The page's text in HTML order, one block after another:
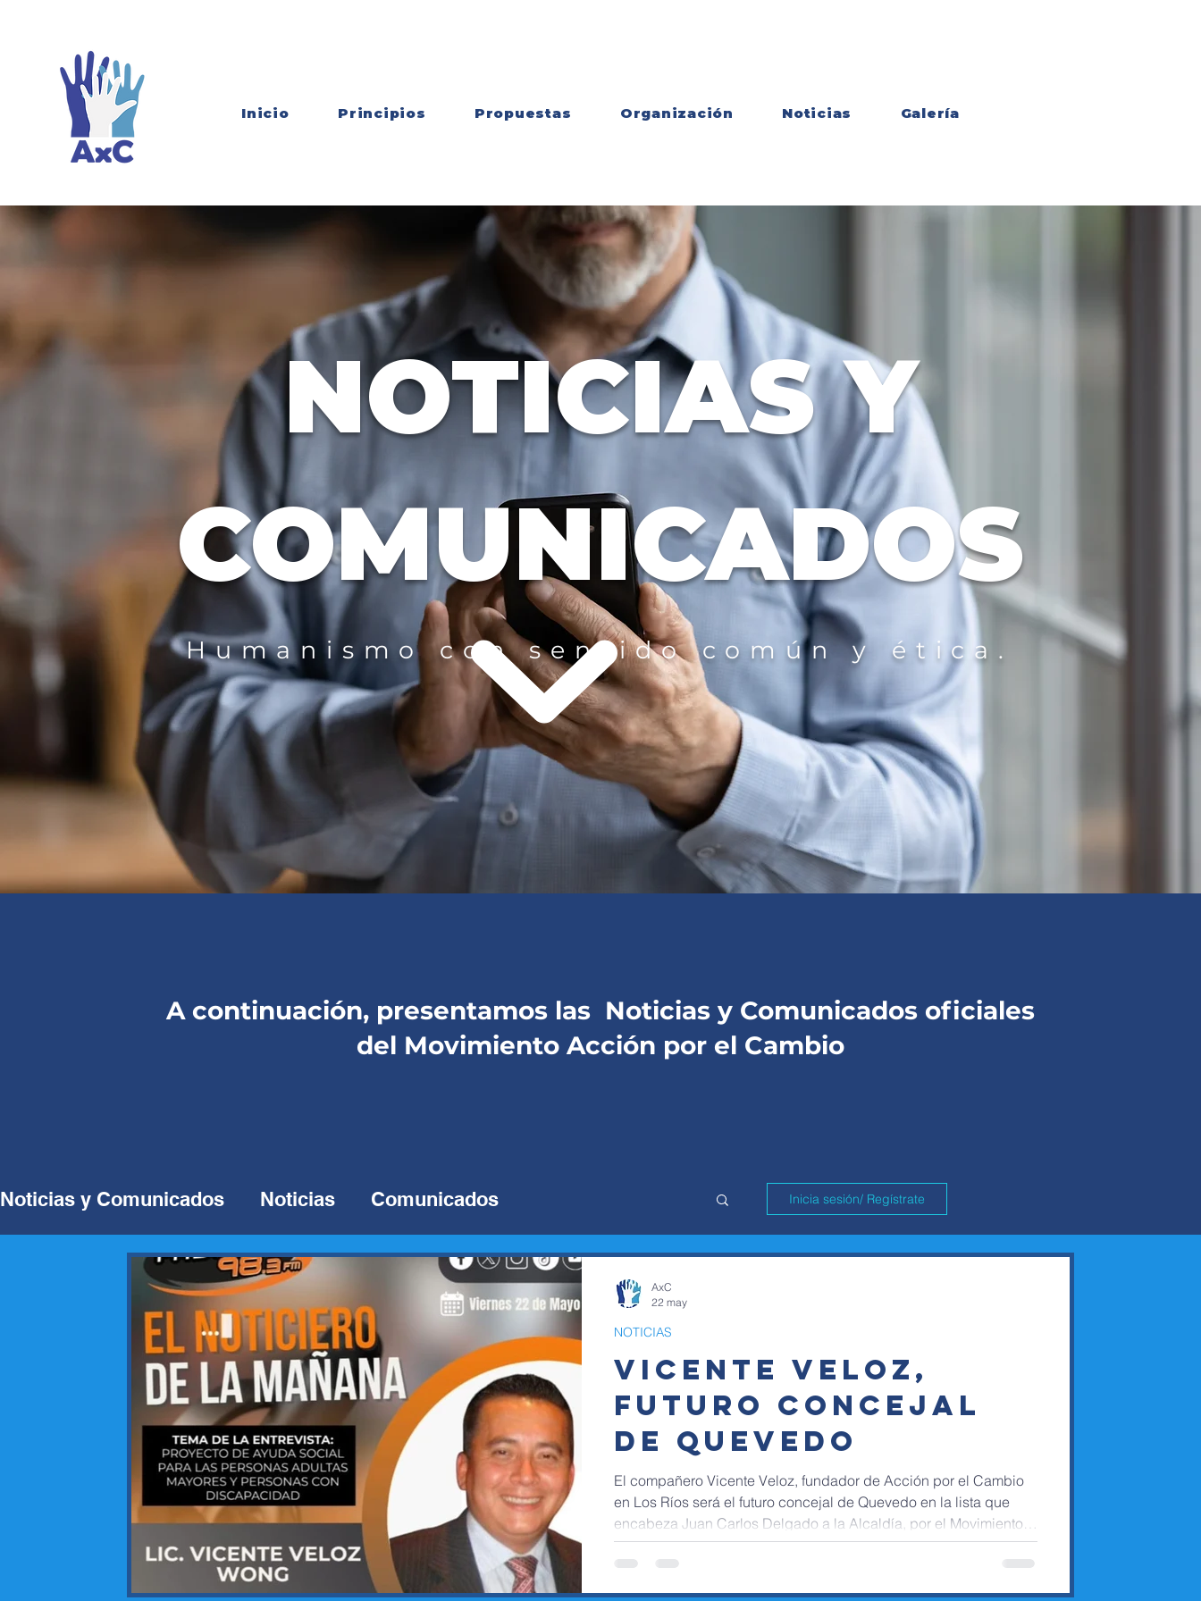
Inicio Principios Propuestas Organización Noticias Galería
comunicados
NOTICIAS Y
COMUNICADOS
Humanismo con sentido común y ética.
A continuación, presentamos las Noticias y Comunicados oficiales
del Movimiento Acción por el Cambio
Noticias y Comunicados Noticias Comunicados Inicia sesión/ Regístrate
VICENTE VELOZ,
FUTURO CONCEJAL
DE QUEVEDO
El compañero Vicente Veloz, fundador de Acción por el Cambio
en Los Ríos será el futuro concejal de Quevedo en la lista que
encabeza Juan Carlos Delgado a la Alcaldía, por el Movimiento
CRECER #100.
NOTICIAS
AxC
22 may